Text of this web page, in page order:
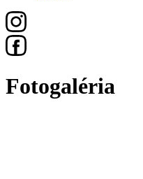
Fotogaléria